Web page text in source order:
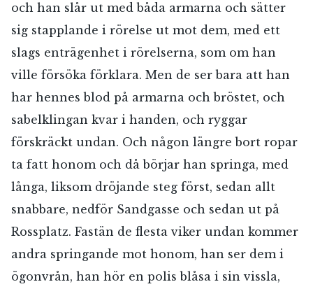
och han slår ut med båda armarna och sätter
sig stapplande i rörelse ut mot dem, med ett
slags enträgenhet i rörelserna, som om han
ville försöka förklara. Men de ser bara att han
har hennes blod på armarna och bröstet, och
sabelklingan kvar i handen, och ryggar
förskräckt undan. Och någon längre bort ropar
ta fatt honom och då börjar han springa, med
långa, liksom dröjande steg först, sedan allt
snabbare, nedför Sandgasse och sedan ut på
Rossplatz. Fastän de flesta viker undan kommer
andra springande mot honom, han ser dem i
ögonvrån, han hör en polis blåsa i sin vissla,